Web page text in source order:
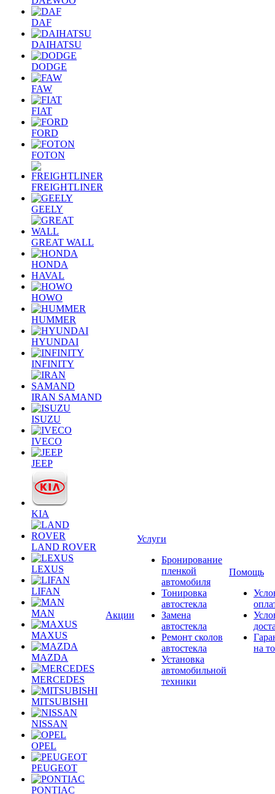
DAF
DAIHATSU
DODGE
FAW
FIAT
FORD
FOTON
FREIGHTLINER
GEELY
GREAT WALL
HONDA
HAVAL
HOWO
HUMMER
HYUNDAI
INFINITY
IRAN SAMAND
ISUZU
IVECO
JEEP
KIA
LAND ROVER
LEXUS
LIFAN
MAN
MAXUS
MAZDA
MERCEDES
MITSUBISHI
NISSAN
OPEL
PEUGEOT
PONTIAC
Акции
Услуги
Бронирование
пленкой
автомобиля
Тонировка
автостекла
Замена
автостекла
Ремонт сколов
автостекла
Установка
автомобильной
техники
Помощь
на